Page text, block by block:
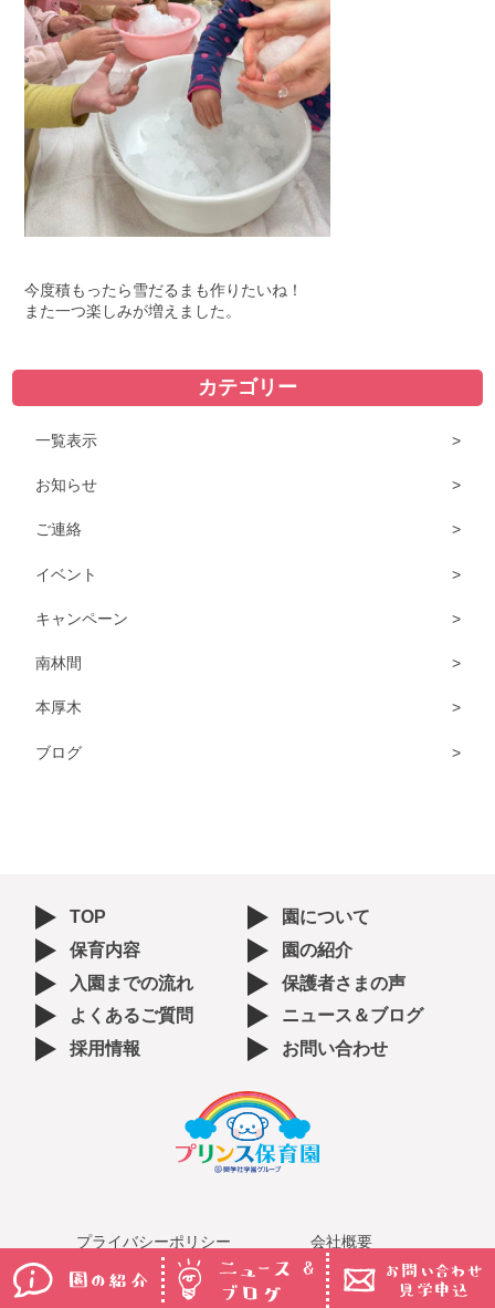
今度積もったら雪だるまも作りたいね！
また一つ楽しみが増えました。
カテゴリー
一覧表示
お知らせ
ご連絡
イベント
キャンペーン
南林間
本厚木
ブログ
TOP
園について
保育内容
園の紹介
入園までの流れ
保護者さまの声
よくあるご質問
ニュース＆ブログ
採用情報
お問い合わせ
プライバシーポリシー 会社概要
Copyright © 2021 - プリンス保育園 All Rights Reserved.